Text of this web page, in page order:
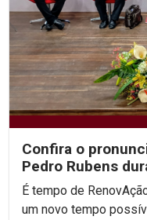
Confira o
Pedro Rubens
Unicap...
É tempo de RenovAção: metamorfose necessária
um novo tempo possível 1 Para tudo há uma